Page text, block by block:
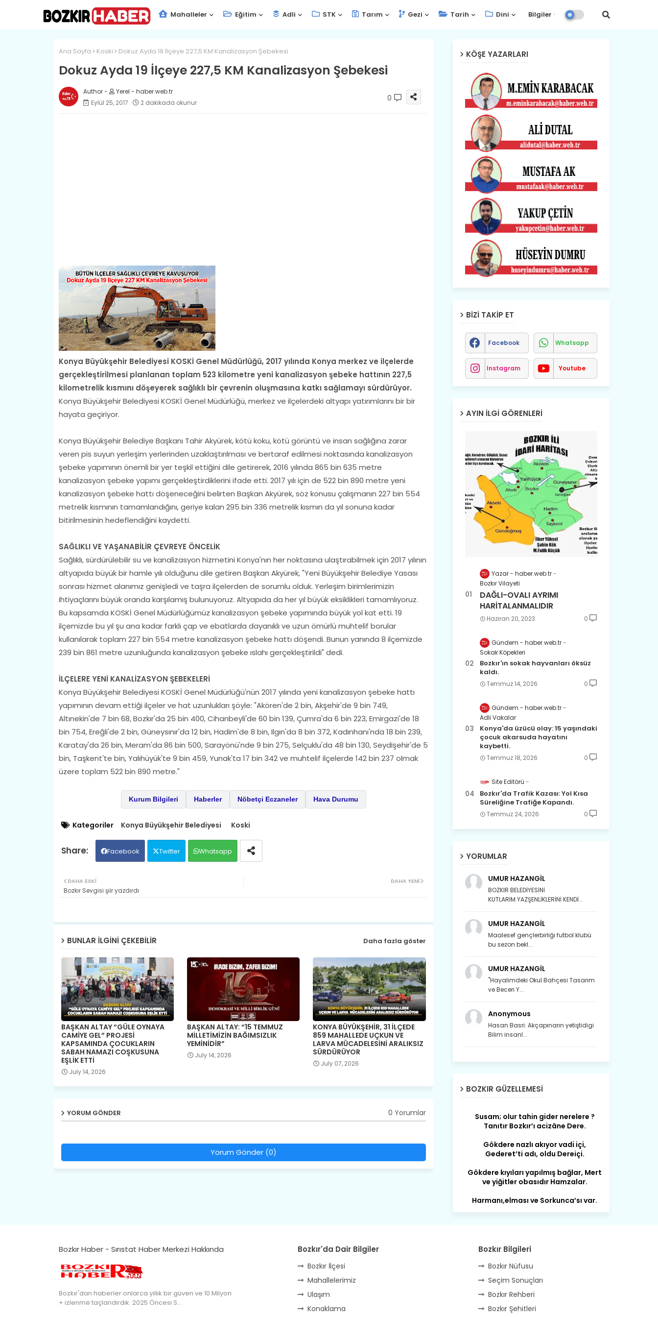
Mahalleler Eğitim Adli STK Tarım Gezi Tarih Dini Bilgiler
Ana Sayfa Koski Dokuz Ayda 19 İlçeye 227,5 KM Kanalizasyon Şebekesi
Dokuz Ayda 19 İlçeye 227,5 KM Kanalizasyon Şebekesi
Yerel - haber.web.tr
Eylül 25, 2017
2 dakikada okunur 0
Konya Büyükşehir Belediyesi KOSKİ Genel Müdürlüğü, 2017 yılında Konya merkez ve ilçelerde
gerçekleştirilmesi planlanan toplam 523 kilometre yeni kanalizasyon şebeke hattının 227,5
kilometrelik kısmını döşeyerek sağlıklı bir çevrenin oluşmasına katkı sağlamayı sürdürüyor.
Konya Büyükşehir Belediyesi KOSKİ Genel Müdürlüğü, merkez ve ilçelerdeki altyapı yatırımlarını bir bir
hayata geçiriyor.
Konya Büyükşehir Belediye Başkanı Tahir Akyürek, kötü koku, kötü görüntü ve insan sağlığına zarar
veren pis suyun yerleşim yerlerinden uzaklaştırılması ve bertaraf edilmesi noktasında kanalizasyon
şebeke yapımının önemli bir yer teşkil ettiğini dile getirerek, 2016 yılında 865 bin 635 metre
kanalizasyon şebeke yapımı gerçekleştirdiklerini ifade etti. 2017 yılı için de 522 bin 890 metre yeni
kanalizasyon şebeke hattı döşeneceğini belirten Başkan Akyürek, söz konusu çalışmanın 227 bin 554
metrelik kısmının tamamlandığını, geriye kalan 295 bin 336 metrelik kısmın da yıl sonuna kadar
bitirilmesinin hedeflendiğini kaydetti.
SAĞLIKLI VE YAŞANABİLİR ÇEVREYE ÖNCELİK
Sağlıklı, sürdürülebilir su ve kanalizasyon hizmetini Konya'nın her noktasına ulaştırabilmek için 2017 yılının
altyapıda büyük bir hamle yılı olduğunu dile getiren Başkan Akyürek, "Yeni Büyükşehir Belediye Yasası
sonrası hizmet alanımız genişledi ve taşra ilçelerden de sorumlu olduk. Yerleşim birimlerimizin
ihtiyaçlarını büyük oranda karşılamış bulunuyoruz. Altyapıda da her yıl büyük eksiklikleri tamamlıyoruz.
Bu kapsamda KOSKİ Genel Müdürlüğümüz kanalizasyon şebeke yapımında büyük yol kat etti. 19
ilçemizde bu yıl şu ana kadar farklı çap ve ebatlarda dayanıklı ve uzun ömürlü muhtelif borular
kullanılarak toplam 227 bin 554 metre kanalizasyon şebeke hattı döşendi. Bunun yanında 8 ilçemizde
239 bin 861 metre uzunluğunda kanalizasyon şebeke ıslahı gerçekleştirildi" dedi.
İLÇELERE YENİ KANALİZASYON ŞEBEKELERİ
Konya Büyükşehir Belediyesi KOSKİ Genel Müdürlüğü'nün 2017 yılında yeni kanalizasyon şebeke hattı
yapımının devam ettiği ilçeler ve hat uzunlukları şöyle: "Akören'de 2 bin, Akşehir'de 9 bin 749,
Altınekin'de 7 bin 68, Bozkır'da 25 bin 400, Cihanbeyli'de 60 bin 139, Çumra'da 6 bin 223, Emirgazi'de 18
bin 754, Ereğli'de 2 bin, Güneysınır'da 12 bin, Hadim'de 8 bin, Ilgın'da 8 bin 372, Kadınhanı'nda 18 bin 239,
Karatay'da 26 bin, Meram'da 86 bin 500, Sarayönü'nde 9 bin 275, Selçuklu'da 48 bin 130, Seydişehir'de 5
bin, Taşkent'te bin, Yalıhüyük'te 9 bin 459, Yunak'ta 17 bin 342 ve muhtelif ilçelerde 142 bin 237 olmak
üzere toplam 522 bin 890 metre."
Kurum Bilgileri Haberler Nöbetçi Eczaneler Hava Durumu
Kategoriler Konya Büyükşehir Belediyesi Koski
Facebook Twitter Whatsapp
DAHA YENI
DAHA ESKI
Bozkır Sevgisi şiir yazdırdı
BUNLAR ILGINI ÇEKEBILIR Daha fazla göster
BAŞKAN ALTAY “GÜLE OYNAYA
CAMİYE GEL” PROJESİ
KAPSAMINDA ÇOCUKLARIN
SABAH NAMAZI COŞKUSUNA
EŞLİK ETTİ
July 14, 2026
BAŞKAN ALTAY: “15 TEMMUZ
MİLLETİMİZİN BAĞIMSIZLIK
YEMİNİDİR”
July 14, 2026
KONYA BÜYÜKŞEHİR, 31 İLÇEDE
859 MAHALLEDE UÇKUN VE
LARVA MÜCADELESİNİ ARALIKSIZ
SÜRDÜRÜYOR
July 07, 2026
YORUM GÖNDER 0 Yorumlar
Yorum Gönder (0)
KÖŞE YAZARLARI
BIZI TAKIP ET
Facebook Whatsapp
Instagram Youtube
AYIN İLGI GÖRENLERI
Yazar - haber.web.tr
Bozkır Vilayeti
DAĞLI-OVALI AYRIMI
HARİTALANMALIDIR
Haziran 20, 2023 0
Gündem - haber.web.tr
Sokak Köpekleri
Bozkır'ın sokak hayvanları öksüz
kaldı.
Temmuz 14, 2026 0
Gündem - haber.web.tr
Adli Vakalar
Konya'da üzücü olay: 15 yaşındaki
çocuk akarsuda hayatını
kaybetti.
Temmuz 18, 2026 0
Site Editörü
Bozkır'da Trafik Kazası: Yol Kısa
Süreliğine Trafiğe Kapandı.
Temmuz 24, 2026 0
YORUMLAR
UMUR HAZANGİL
BOZKIR BELEDİYESİNİ
KUTLARIM.YAZŞENLİKLERİNİ KENDİ...
UMUR HAZANGİL
Maalesef gençlerbirliği futbol klubü
bu sezon bekl...
UMUR HAZANGİL
"Hayalimdeki Okul Bahçesi Tasarım
ve Beceri Y...
Anonymous
Hasan Basri: Akçapınarın yetiştidigi
Bilim insanl...
BOZKIR GÜZELLEMESI
Gökdere nazlı akıyor vadi içi,
Gökdere kıyıları yapılmış bağlar, Mert
Harmanı,elması ve Sorkunca’sı var.
Büyük yerdir, mahalleleri Aydınlık, Tarih
kan, Bunlarla kasaba olmuş Sarıoğlan.
Çarşamba’nın koynunda tarih çok
yorgun. Şehit Berâtlı, halkı yiğit genç
Sorkun.
Perşembe de yaşlılardan aldım öğüt,
Mazimdeki ismi şanla taşır Söğüt.
Bozkır Haber - Sırıstat Haber Merkezi Hakkında
Bozkır'dan haberler onlarca yıllık bir güven ve 10 Milyon
+ izlenme taçlandırdık. 2025 Öncesi S…
Bozkır'da Dair Bilgiler
Bozkır İlçesi
Mahallelerimiz
Ulaşım
Konaklama
Bozkır Bilgileri
Bozkır Nüfusu
Seçim Sonuçları
Bozkır Rehberi
Bozkır Şehitleri